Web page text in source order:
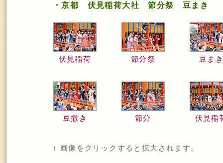
・京都 伏見稲荷大社 節分祭 豆まき
伏見稲荷 節分祭 豆ま
豆撒き 節分 伏見稲
↑ 画像をクリックすると拡大されます。